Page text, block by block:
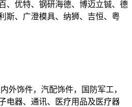
、优特、钢研海德、博迈立铖、德
斯、广澄模具、纳狮、吉恒、粤
外饰件，汽配饰件，国防军工，
电器、通讯、医疗用品及医疗器